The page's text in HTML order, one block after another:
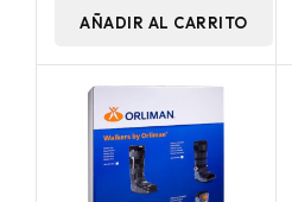
AÑADIR AL CARRITO